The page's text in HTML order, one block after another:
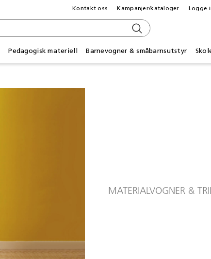
Pedagogisk materiell Barnevogner & småbarnsutstyr
Kontakt oss Kampanjer/kataloger Logge
MATERIALVOGNER &